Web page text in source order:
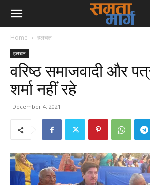
Home हलचल
हलचल
वरिष्ठ समाजवादी और
शर्मा नहीं रहे
December 4, 2021